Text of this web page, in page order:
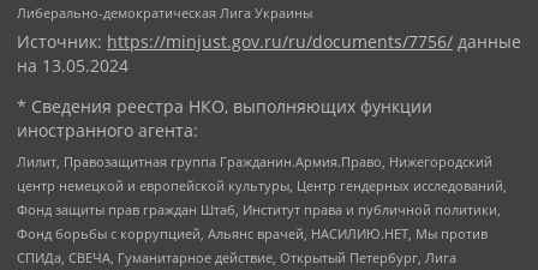
Либерально-демократическая Лига Украины
Источник: https://minjust.gov.ru/ru/documents/7756/ данные
на 13.05.2024
* Сведения реестра НКО, выполняющих функции
иностранного агента:
Лилит, Правозащитная группа Гражданин.Армия.Право, Нижегородский
центр немецкой и европейской культуры, Центр гендерных исследований,
Фонд защиты прав граждан Штаб, Институт права и публичной политики,
Фонд борьбы с коррупцией, Альянс врачей, НАСИЛИЮ.НЕТ, Мы против
СПИДа, СВЕЧА, Гуманитарное действие, Открытый Петербург, Лига